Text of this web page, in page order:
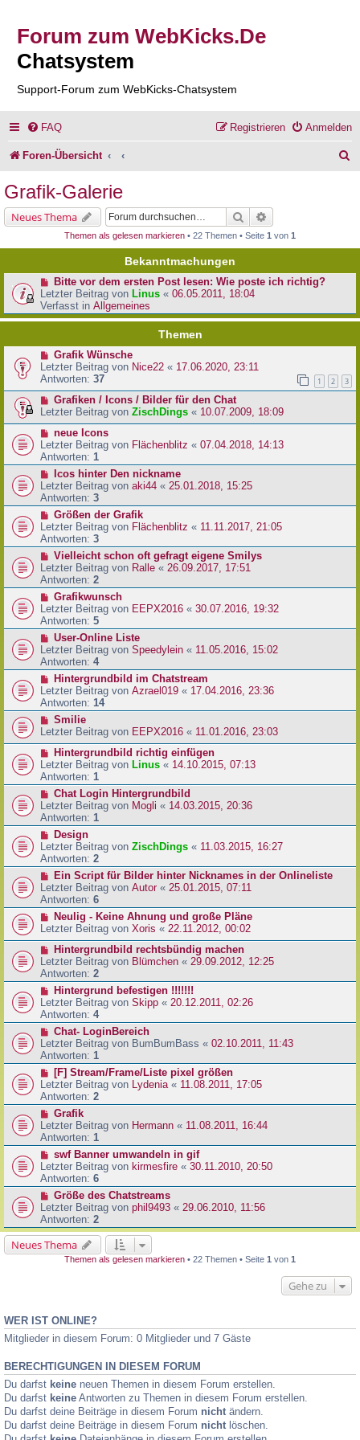
Forum zum WebKicks.De
Chatsystem
Support-Forum zum WebKicks-Chatsystem
FAQ Anmelden
Registrieren
Foren-Übersicht
e
Grafik-Galerie
Neues Thema Suche
Themen als gelesen markieren • 22 Themen • Seite 1 von 1
Bekanntmachungen
Bitte vor dem ersten Post lesen: Wie poste ich richtig?
Letzter Beitrag von Linus « 06.05.2011, 18:04
Verfasst in Allgemeines
Themen
Grafik Wünsche
Letzter Beitrag von Nice22 « 17.06.2020, 23:11
Antworten: 37 1 2 3
Grafiken / Icons / Bilder für den Chat
Letzter Beitrag von ZischDings « 10.07.2009, 18:09
neue Icons
Letzter Beitrag von Flächenblitz « 07.04.2018, 14:13
Antworten: 1
Icos hinter Den nickname
Letzter Beitrag von aki44 « 25.01.2018, 15:25
Antworten: 3
Größen der Grafik
Letzter Beitrag von Flächenblitz « 11.11.2017, 21:05
Antworten: 3
Vielleicht schon oft gefragt eigene Smilys
Letzter Beitrag von Ralle « 26.09.2017, 17:51
Antworten: 2
Grafikwunsch
Letzter Beitrag von EEPX2016 « 30.07.2016, 19:32
Antworten: 5
User-Online Liste
Letzter Beitrag von Speedylein « 11.05.2016, 15:02
Antworten: 4
Hintergrundbild im Chatstream
Letzter Beitrag von Azrael019 « 17.04.2016, 23:36
Antworten: 14
Smilie
Letzter Beitrag von EEPX2016 « 11.01.2016, 23:03
Hintergrundbild richtig einfügen
Letzter Beitrag von Linus « 14.10.2015, 07:13
Antworten: 1
Chat Login Hintergrundbild
Letzter Beitrag von Mogli « 14.03.2015, 20:36
Antworten: 1
Design
Letzter Beitrag von ZischDings « 11.03.2015, 16:27
Antworten: 2
Ein Script für Bilder hinter Nicknames in der Onlineliste
Letzter Beitrag von Autor « 25.01.2015, 07:11
Antworten: 6
Neulig - Keine Ahnung und große Pläne
Letzter Beitrag von Xoris « 22.11.2012, 00:02
Hintergrundbild rechtsbündig machen
Letzter Beitrag von Blümchen « 29.09.2012, 12:25
Antworten: 2
Hintergrund befestigen !!!!!!!
Letzter Beitrag von Skipp « 20.12.2011, 02:26
Antworten: 4
Chat- LoginBereich
Letzter Beitrag von BumBumBass « 02.10.2011, 11:43
Antworten: 1
[F] Stream/Frame/Liste pixel größen
Letzter Beitrag von
Lydenia « 11.08.2011, 17:05
Antworten: 2
Grafik
Letzter Beitrag von Hermann « 11.08.2011, 16:44
Antworten: 1
swf Banner umwandeln in gif
Letzter Beitrag von kirmesfire « 30.11.2010, 20:50
Antworten: 6
Größe des Chatstreams
Letzter Beitrag von phil9493 « 29.06.2010, 11:56
Antworten: 2
Neues Thema
Themen als gelesen markieren • 22 Themen • Seite 1 von 1
Gehe zu
WER IST ONLINE?
Mitglieder in diesem Forum: 0 Mitglieder und 7 Gäste
BERECHTIGUNGEN IN DIESEM FORUM
Du darfst keine neuen Themen in diesem Forum erstellen.
Du darfst keine Antworten zu Themen in diesem Forum erstellen.
Du darfst deine Beiträge in diesem Forum nicht ändern.
Du darfst deine Beiträge in diesem Forum nicht löschen.